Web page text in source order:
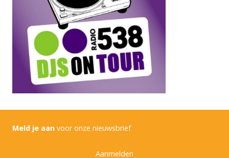
Meld je aan voor onze nieuwsbrief
Aanmelden